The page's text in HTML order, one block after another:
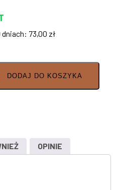
73,00 zł
DODAJ DO KOSZYKA
OPINIE